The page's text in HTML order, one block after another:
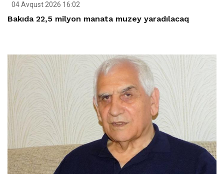
04 Avqust 2026 16:02
Bakıda 22,5 milyon manata muzey yaradılacaq